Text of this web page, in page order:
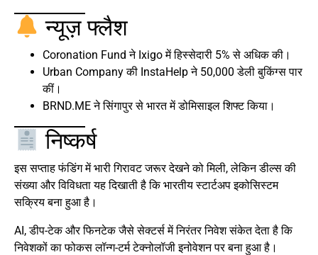
न्यूज़ फ्लैश
Coronation Fund ने Ixigo में हिस्सेदारी 5% से अधिक की।
Urban Company की InstaHelp ने 50,000 डेली बुकिंग्स पार
कीं।
BRND.ME ने सिंगापुर से भारत में डोमिसाइल शिफ्ट किया।
निष्कर्ष
इस सप्ताह फंडिंग में भारी गिरावट जरूर देखने को मिली, लेकिन डील्स की
संख्या और विविधता यह दिखाती है कि भारतीय स्टार्टअप इकोसिस्टम
सक्रिय बना हुआ है।
AI, डीप-टेक और फिनटेक जैसे सेक्टर्स में निरंतर निवेश संकेत देता है कि
निवेशकों का फोकस लॉन्ग-टर्म टेक्नोलॉजी इनोवेशन पर बना हुआ है।